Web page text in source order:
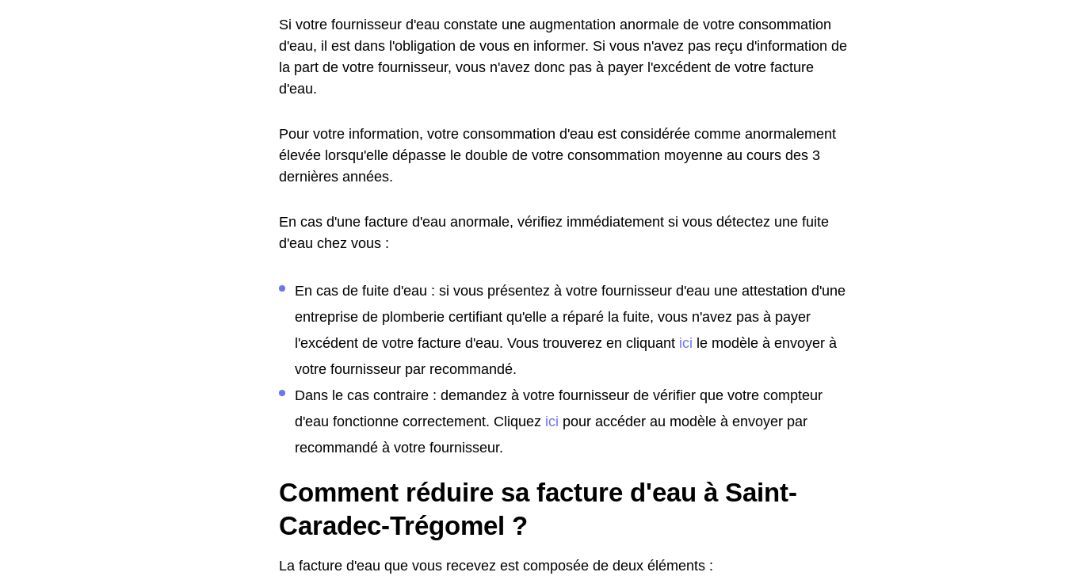
Si votre fournisseur d'eau constate une augmentation anormale de votre consommation
d'eau, il est dans l'obligation de vous en informer. Si vous n'avez pas reçu d'information de
la part de votre fournisseur, vous n'avez donc pas à payer l'excédent de votre facture
d'eau.
Pour votre information, votre consommation d'eau est considérée comme anormalement
élevée lorsqu'elle dépasse le double de votre consommation moyenne au cours des 3
dernières années.
En cas d'une facture d'eau anormale, vérifiez immédiatement si vous détectez une fuite
d'eau chez vous :
En cas de fuite d'eau : si vous présentez à votre fournisseur d'eau une attestation d'une
entreprise de plomberie certifiant qu'elle a réparé la fuite, vous n'avez pas à payer
l'excédent de votre facture d'eau. Vous trouverez en cliquant ici le modèle à envoyer à
votre fournisseur par recommandé.
Dans le cas contraire : demandez à votre fournisseur de vérifier que votre compteur
d'eau fonctionne correctement. Cliquez ici pour accéder au modèle à envoyer par
recommandé à votre fournisseur.
Comment réduire sa facture d'eau à Saint-
Caradec-Trégomel ?
La facture d'eau que vous recevez est composée de deux éléments :